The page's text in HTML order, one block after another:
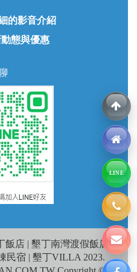
的影音介紹
態與優惠
店 | 墾丁南灣渡假飯店
民宿 | 墾丁VILLA 2023.
LINE